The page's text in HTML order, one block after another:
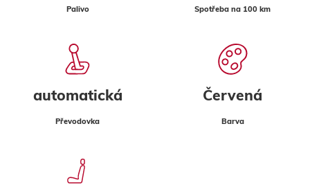
Palivo Spotřeba na 100 km
automatická
Převodovka
Červená
Barva